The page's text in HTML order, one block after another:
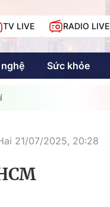
TV LIVE RADIO LIVE
Sức khỏe
21/07/2025, 20:28